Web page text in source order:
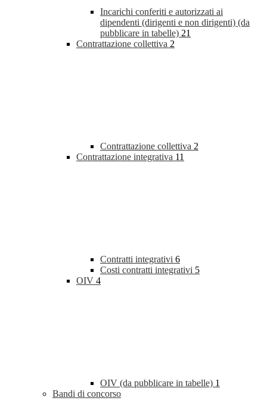
Incarichi conferiti e autorizzati ai
dipendenti (dirigenti e non dirigenti) (da
pubblicare in tabelle) 21
Contrattazione collettiva 2
Contrattazione collettiva 2
Contrattazione integrativa 11
Contratti integrativi 6
Costi contratti integrativi 5
OIV 4
OIV (da pubblicare in tabelle) 1
Bandi di concorso